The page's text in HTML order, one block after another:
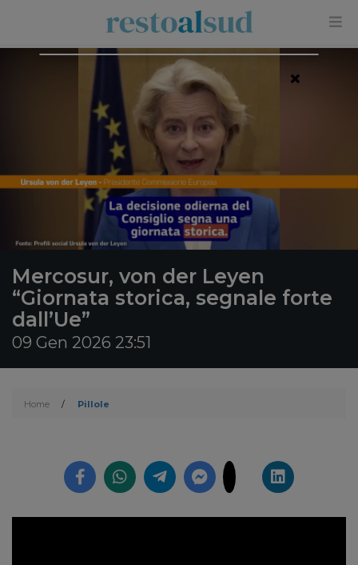
Mercosur, von der Leyen
“Giornata storica, segnale forte
dall’Ue”
09 Gen 2026 23:51
Home / Pillole
×